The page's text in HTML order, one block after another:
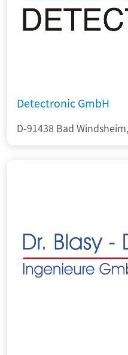
Detectronic GmbH
D-91438 Bad